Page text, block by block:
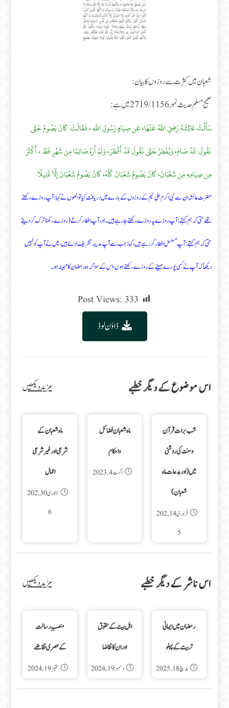
شعبان میں کثرت سے روزوں کا بیان :
صحیح مسلم حدیث نمبر 1156 / 2719 میں ہے:
سَأَلْتُ عَائِشَةَ رَضِيَ اللَّهُ عَنْهَا، عَن صِيَامٍ رَسُولِ اللَّهِ ، فَقَالَتْ: كَانَ يَصُومُ حَتَّى
نَقُولَ: قَدْ صَامَ، وَيُفْطِرُ حَتَّى نَقُولَ قَدْ أَفْطَرَ، وَلَمْ أَرَهُ صَائِمًا مِن شَهْرٍ فَطْ ، أَكْثَرَ
مِن صِيَامِهِ مِن شَعْبَانَ، كَانَ يَصُومُ شَعَبَانَ كُلَّهُ، كَانَ يَصُومُ شَعْبَانَ إِلَّا قَلِيلًا.
حضرت عائشہ ان سے نبی اکرم علی ٹیم کے روزوں کے بارے میں دریافت کیا تو انھوں نے کہا : آپ روزے رکھتے
تھے حتی کہ ہم کہتے : آپ روزے پہ روزے رکھتے جا رہے ہیں۔ اور آپ افطار کرتے ( روزے رکھنا ترک کر دیتے
حتی کہ ہم کہتے : آپ مسلسل افطار کر رہے ہیں، کہا: جب سے آپ مدینہ تشریف لائے ہیں، میں نے آپ کو نہیں
دیکھا کہ آپ نے کسی پورے مہینے کے روزے رکھتے ہوں، اس کے سوا کہ وہ رمضان کا مہینہ ہو۔
Post Views: 333
ڈاؤن لوڈ
اس موضوع کے دیگر خطبے مزید دیکھیں
شب برات قرآن
وسنت کی روشنی
میں(اوربدعات ماہ
شعبان)
فروری 14, 202
5
ماہ شعبان فضائل
واحکام
اگست 4, 2023
ماہ شعبان کے
شرعی اور غیر شرعی
اعمال
جنوری 30, 202
6
اس ناشر کے دیگر خطبے مزید دیکھیں
رمضان میں ایمانی
تربیت کے پہلو
مارچ 18, 2025
اہل بیت کے حقوق
اور ان کا تقاضا
دسمبر 19, 2024
منصبِ رسالت
کے عصری تقاضے
ستمبر 19, 2024